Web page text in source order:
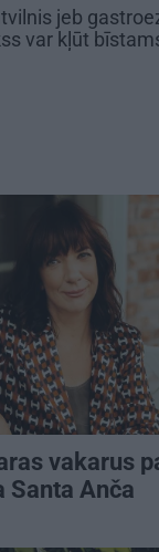
jeb
var kļūt
vakarus
Santa Anča